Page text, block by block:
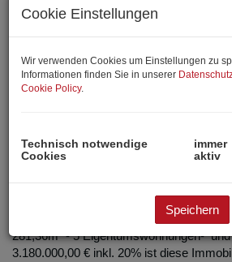
Beschreibung
Diese beeindruckende Immobilie in 1020
nicht nur eine erstklassige Lage, sondern
und komfortables Wohnambiente. Mit
281,36m² - 5 Eigentumswohnungen-
3.180.000,00 € inkl. 20% ist diese
Cookie Einstellungen
Wir verwenden Cookies um Einstellungen zu
Informationen finden Sie in unserer
Cookie Policy.
Technisch notwendige
Cookies
immer
aktiv
Speichern